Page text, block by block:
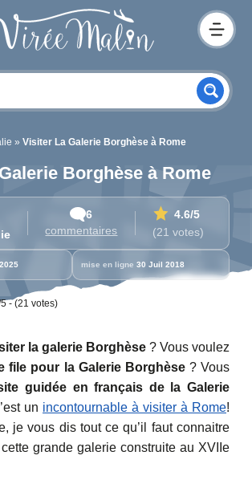
» Visiter La Galerie Borghèse à Rome
Borghèse à Rome
6
commentaires
4.6/5
(21 votes)
mise en ligne 30 Juil 2018
- (21 votes)
la galerie Borghèse ? Vous voulez
file pour la Galerie Borghèse? Vous
guidée en français de la Galerie
un incontournable à visiter à Rome!
je vous dis tout ce qu’il faut connaitre
grande galerie construite au XVIIe